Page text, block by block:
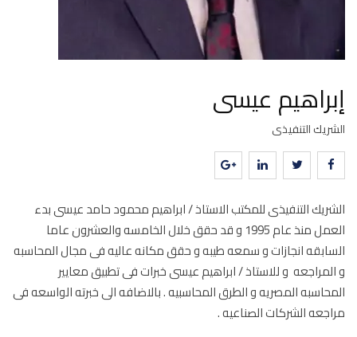
إبراهيم عيسى
الشريك التنفيذى
الشريك التنفيذى للمكتب الاستاذ / ابراهيم محمود حامد عيسى بدء
العمل منذ عام 1995 و قد حقق خلال الخامسه والعشرون عاما
السابقه انجازات و سمعه طيبه و حقق مكانه عاليه فى مجال المحاسبه
و المراجعه و للاستاذ / ابراهيم عيسى خبرات فى تطبيق معايير
المحاسبه المصريه و الطرق المحاسبيه . بالاضافه الى خبرته الواسعه فى
مراجعه الشركات الصناعيه .